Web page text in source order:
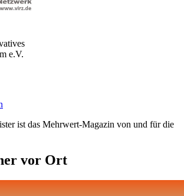
e.V.
ist das Mehrwert-Magazin von und für die
vor Ort